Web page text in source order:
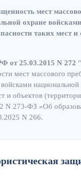
мест
охране
таких мест и
от 25.03.2015 N 272
мест массового
и объектов
N 273-ФЗ «Об
N 266.